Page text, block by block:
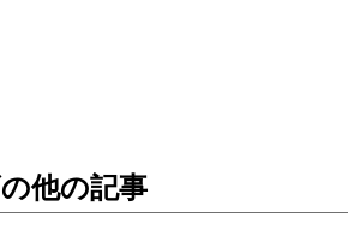
他の記事